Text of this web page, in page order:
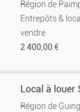
Région de
Entrepôts &
vendre
2 400,00 €
Local à louer
Région de